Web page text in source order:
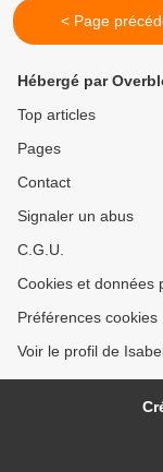
< Page
Hébergé par
Top articles
Pages
Contact
Signaler un abus
C.G.U.
Cookies et données
Préférences cookies
Voir le profil de